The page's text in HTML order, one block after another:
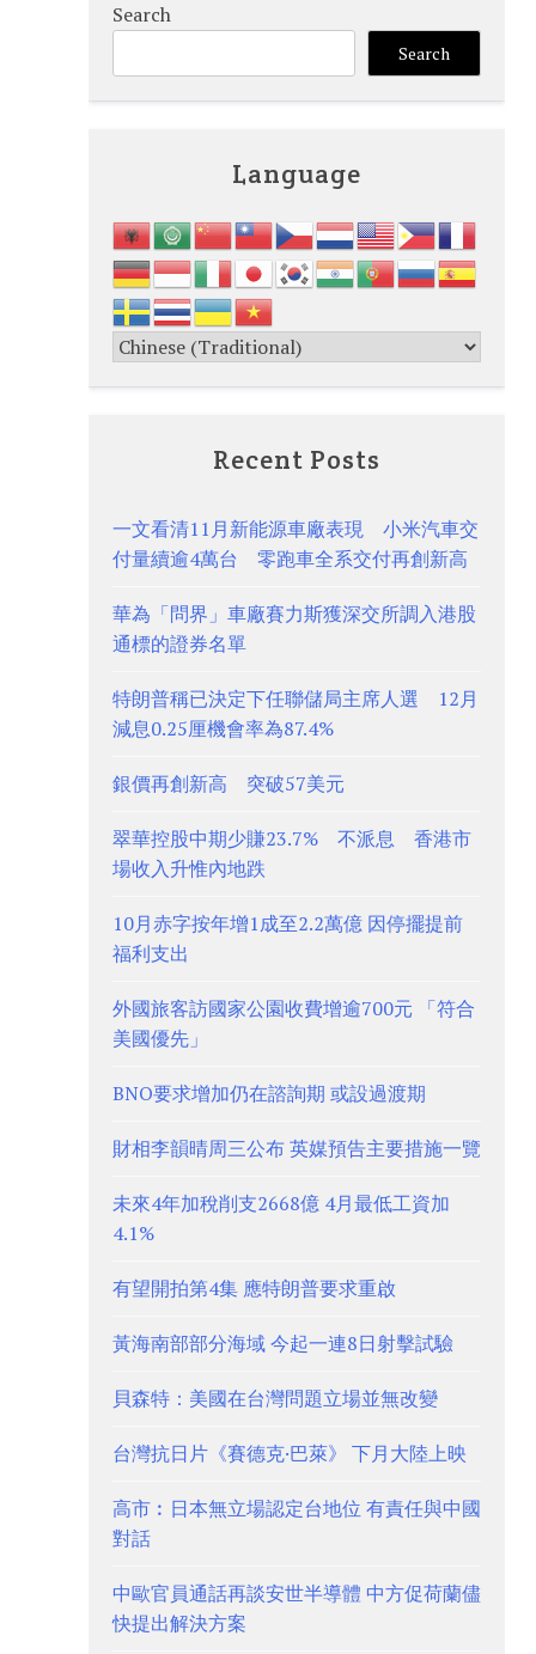
Search
Search
Language
Recent Posts
一文看清11月新能源車廠表現 小米汽車交
付量續逾4萬台 零跑車全系交付再創新高
華為「問界」車廠賽力斯獲深交所調入港股
通標的證券名單
特朗普稱已決定下任聯儲局主席人選 12月
減息0.25厘機會率為87.4%
銀價再創新高 突破57美元
翠華控股中期少賺23.7% 不派息 香港市
場收入升惟內地跌
10月赤字按年增1成至2.2萬億 因停擺提前
福利支出
外國旅客訪國家公園收費增逾700元 「符合
美國優先」
BNO要求增加仍在諮詢期 或設過渡期
財相李韻晴周三公布 英媒預告主要措施一覽
未來4年加稅削支2668億 4月最低工資加
4.1%
有望開拍第4集 應特朗普要求重啟
黃海南部部分海域 今起一連8日射擊試驗
貝森特：美國在台灣問題立場並無改變
台灣抗日片《賽德克·巴萊》 下月大陸上映
高市︰日本無立場認定台地位 有責任與中國
對話
中歐官員通話再談安世半導體 中方促荷蘭儘
快提出解決方案